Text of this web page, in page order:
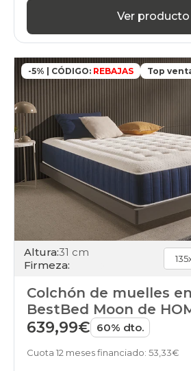
Ver producto
-5% | CÓDIGO: REBAJAS Top
Altura:31 cm
Firmeza:
Colchón de muelles
BestBed Moon de
639,99€ 60% dto.
Cuota 12 meses financiado: 53,33€